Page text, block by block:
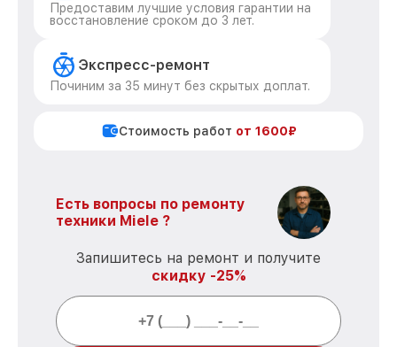
Предоставим лучшие условия гарантии на
восстановление сроком до 3 лет.
Экспресс-ремонт
Починим за 35 минут без скрытых доплат.
Стоимость работ от 1600₽
Есть вопросы по ремонту
техники Miele ?
Запишитесь на ремонт и получите
скидку -25%